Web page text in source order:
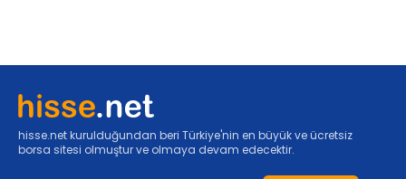
hisse.net kurulduğundan beri Türkiye'nin en büyük ve ücretsiz
borsa sitesi olmuştur ve olmaya devam edecektir.